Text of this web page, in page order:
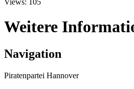
Weitere
Navigation
Piratenpartei Hannover